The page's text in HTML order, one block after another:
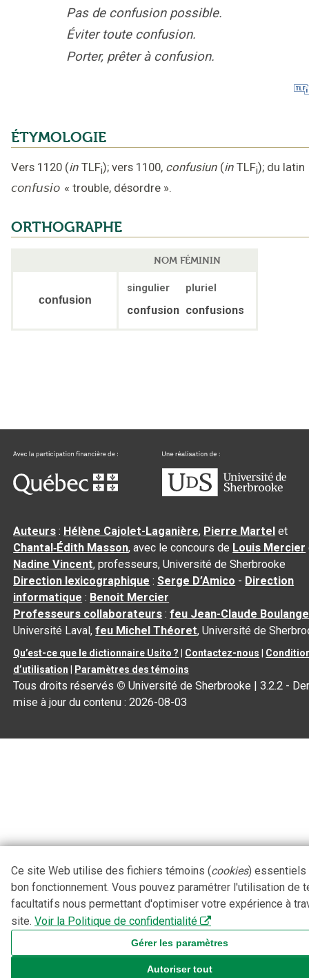
Pas de confusion possible.
Éviter toute confusion.
Porter, prêter à confusion.
ÉTYMOLOGIE
Vers 1120 (in TLFi); vers 1100, confusiun (in TLFi); du latin
confusio « trouble, désordre ».
ORTHOGRAPHE
NOM FÉMININ
confusion
singulier pluriel
confusion confusions
Auteurs : Hélène Cajolet-Laganière, Pierre Martel et
Chantal‑Édith Masson, avec le concours de Louis Mercier
Nadine Vincent, professeurs, Université de Sherbrooke
Direction lexicographique :Serge D’Amico - Direction
informatique : Benoit Mercier
Professeurs collaborateurs :feu Jean-Claude
Université Laval,feu Michel Théoret, Université de
Qu’est-ce que le dictionnaire Usito ? Contactez-nous
d’utilisation
Paramètres des témoins
Tous droits réservés © Université de Sherbrooke |3.2.2 -
mise à jour du contenu :2026-08-03
Ce site Web utilise des fichiers témoins (cookies) essentiels
bon fonctionnement. Vous pouvez paramétrer l'utilisation de
facultatifs nous permettant d'optimiser votre expérience à
site. Voir la Politique de confidentialité
Gérer les paramètres
Autoriser tout